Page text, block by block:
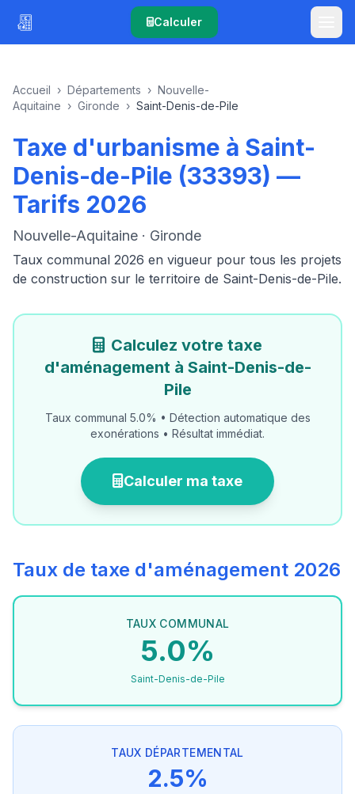
Calculer
Accueil › Départements › Nouvelle-
Aquitaine › Gironde › Saint-Denis-de-Pile
Taxe d'urbanisme à Saint-
Denis-de-Pile (33393) —
Tarifs 2026
Nouvelle-Aquitaine · Gironde
Taux communal 2026 en vigueur pour tous les projets
de construction sur le territoire de Saint-Denis-de-Pile.
Calculez votre taxe
d'aménagement à Saint-Denis-de-
Pile
Taux communal 5.0% • Détection automatique des
exonérations • Résultat immédiat.
Calculer ma taxe
Taux de taxe d'aménagement 2026
TAUX COMMUNAL
5.0%
Saint-Denis-de-Pile
TAUX DÉPARTEMENTAL
2.5%